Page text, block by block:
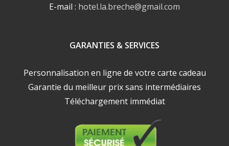
E-mail : hotel.la.breche@gmail.com
GARANTIES & SERVICES
Personnalisation en ligne de votre carte cadeau
Garantie du meilleur prix sans intermédiaires
Téléchargement immédiat